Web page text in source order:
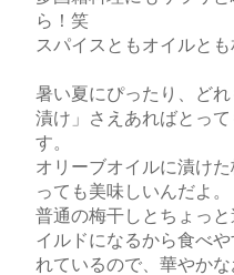
ら！笑
スパイスともオイルとも
暑い夏にぴったり、ど
漬け」さえあればとっ
す。
オリーブオイルに漬け
っても美味しいんだよ。
普通の梅干しとちょっ
イルドになるから食べ
れているので、華やか